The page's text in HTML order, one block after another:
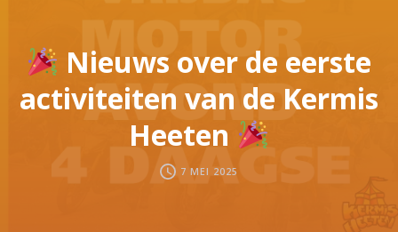
Nieuws over de eerste
activiteiten van de Kermis
Heeten
7 MEI 2025